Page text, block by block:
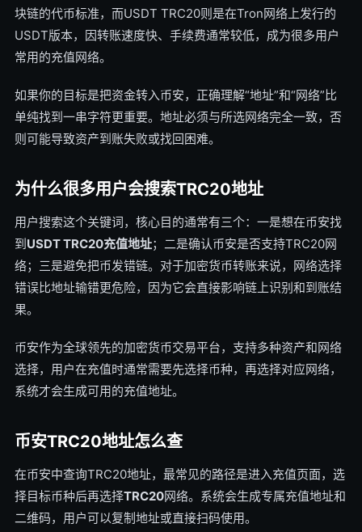
块链的代币标准，而USDT TRC20则是在Tron网络上发行的
USDT版本，因转账速度快、手续费通常较低，成为很多用户
常用的充值网络。
如果你的目标是把资金转入币安，正确理解“地址”和“网络”比
单纯找到一串字符更重要。地址必须与所选网络完全一致，否
则可能导致资产到账失败或找回困难。
为什么很多用户会搜索TRC20地址
用户搜索这个关键词，核心目的通常有三个：一是想在币安找
到USDT TRC20充值地址；二是确认币安是否支持TRC20网
络；三是避免把币发错链。对于加密货币转账来说，网络选择
错误比地址输错更危险，因为它会直接影响链上识别和到账结
果。
币安作为全球领先的加密货币交易平台，支持多种资产和网络
选择，用户在充值时通常需要先选择币种，再选择对应网络，
系统才会生成可用的充值地址。
币安TRC20地址怎么查
在币安中查询TRC20地址，最常见的路径是进入充值页面，选
择目标币种后再选择TRC20网络。系统会生成专属充值地址和
二维码，用户可以复制地址或直接扫码使用。